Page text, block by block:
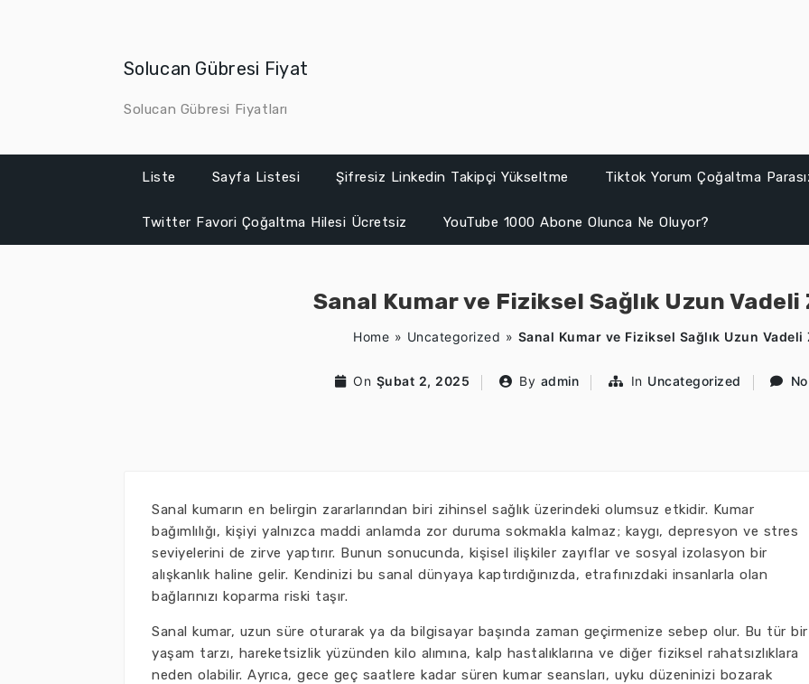
Solucan Gübresi Fiyat
Solucan Gübresi Fiyatları
Liste Sayfa Listesi Şifresiz Linkedin Takipçi Yükseltme Tiktok Yorum Çoğaltma
Twitter Favori Çoğaltma Hilesi Ücretsiz YouTube 1000 Abone Olunca Ne Oluyor?
Sanal Kumar ve Fiziksel Sağlık Uzun
Home » Uncategorized » Sanal Kumar ve Fiziksel Sağlık Uzun
On Şubat 2, 2025 By admin In Uncategorized
Sanal kumarın en belirgin zararlarından biri zihinsel sağlık üzerindeki olumsuz etkidir. Kumar
bağımlılığı, kişiyi yalnızca maddi anlamda zor duruma sokmakla kalmaz; kaygı, depresyon ve stres
seviyelerini de zirve yaptırır. Bunun sonucunda, kişisel ilişkiler zayıflar ve sosyal izolasyon bir
alışkanlık haline gelir. Kendinizi bu sanal dünyaya kaptırdığınızda, etrafınızdaki insanlarla olan
bağlarınızı koparma riski taşır.
Sanal kumar, uzun süre oturarak ya da bilgisayar başında zaman geçirmenize sebep olur. Bu tür bir
yaşam tarzı, hareketsizlik yüzünden kilo alımına, kalp hastalıklarına ve diğer fiziksel rahatsızlıklara
neden olabilir. Ayrıca, gece geç saatlere kadar süren kumar seansları, uyku düzeninizi bozarak